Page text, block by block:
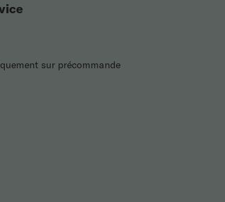
sur précommande